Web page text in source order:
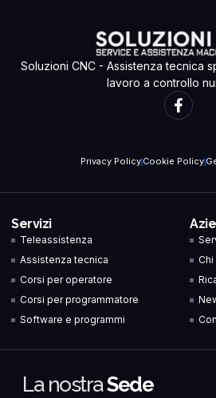
Soluzioni CNC - Assistenza tecnica
lavoro a controllo
Privacy PolicyCookie Policy
Servizi
Teleassistenza
Assistenza tecnica
Corsi per operatore
Corsi per programmatore
Software e programmi
Chi
La nostraSede